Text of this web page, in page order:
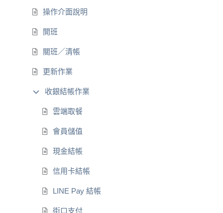
操作介面說明
開班
關班／清帳
更新作業
收銀結帳作業
雲端取餐
會員儲值
現金結帳
信用卡結帳
LINE Pay 結帳
街口支付